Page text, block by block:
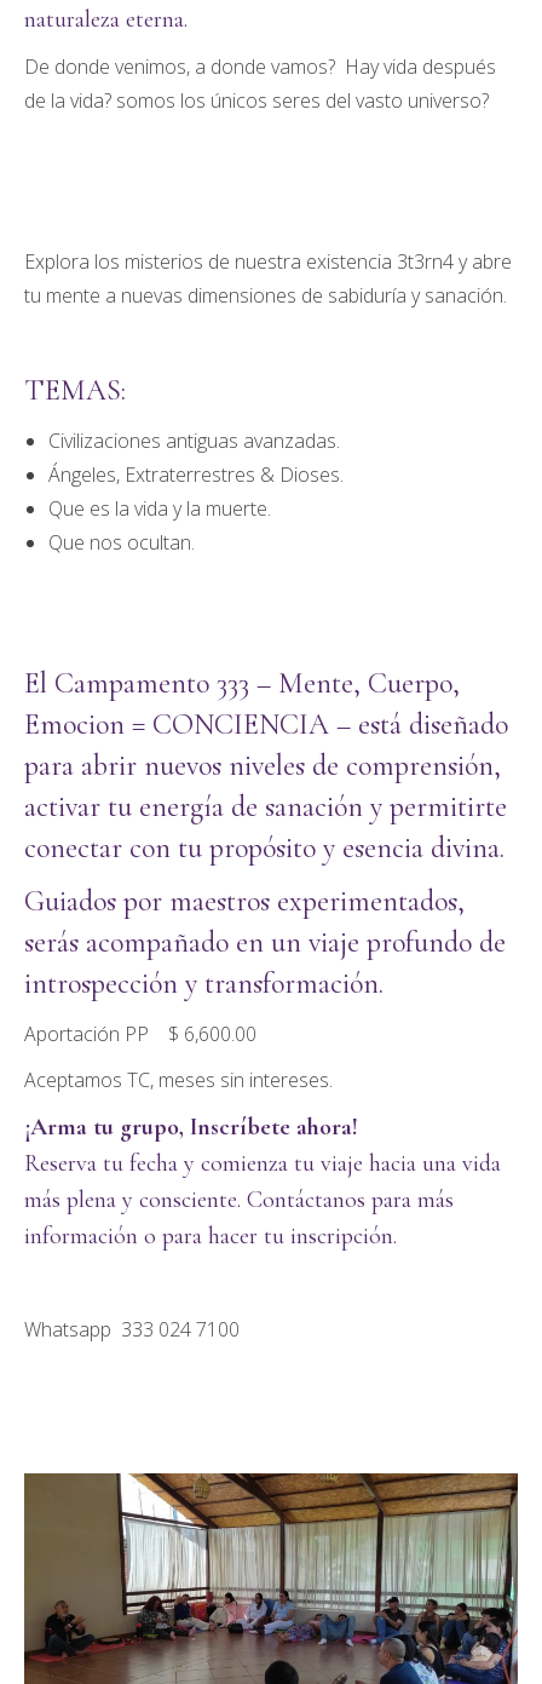
naturaleza eterna.
De donde venimos, a donde vamos? Hay vida después
de la vida? somos los únicos seres del vasto universo?
Explora los misterios de nuestra existencia 3t3rn4 y abre
tu mente a nuevas dimensiones de sabiduría y sanación.
TEMAS:
Civilizaciones antiguas avanzadas.
Ángeles, Extraterrestres & Dioses.
Que es la vida y la muerte.
Que nos ocultan.
El Campamento 333 – Mente, Cuerpo,
Emocion = CONCIENCIA – está diseñado
para abrir nuevos niveles de comprensión,
activar tu energía de sanación y permitirte
conectar con tu propósito y esencia divina.
Guiados por maestros experimentados,
serás acompañado en un viaje profundo de
introspección y transformación.
Aportación PP $ 6,600.00
Aceptamos TC, meses sin intereses.
¡Arma tu grupo, Inscríbete ahora!
Reserva tu fecha y comienza tu viaje hacia una vida
más plena y consciente. Contáctanos para más
información o para hacer tu inscripción.
Whatsapp 333 024 7100